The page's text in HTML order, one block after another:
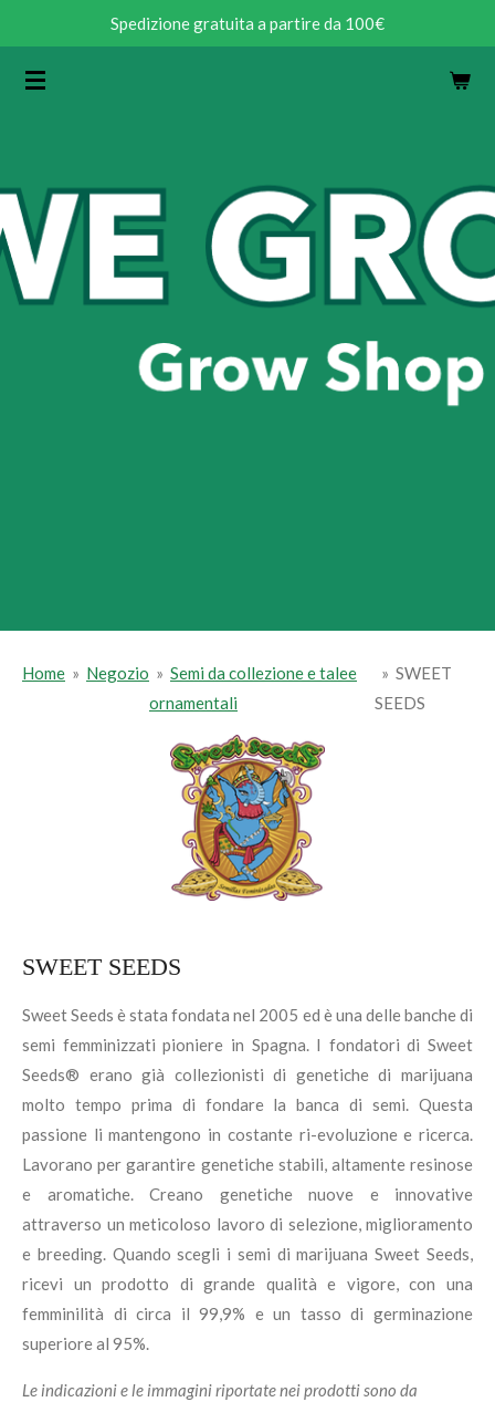
contenuto
Spedizione gratuita a partire da 100€
Home » Negozio » Semi da collezione e talee
ornamentali
» SWEET
SEEDS
SWEET SEEDS
Sweet Seeds è stata fondata nel 2005 ed è una delle banche di
semi femminizzati pioniere in Spagna. I fondatori di Sweet
Seeds® erano già collezionisti di genetiche di marijuana
molto tempo prima di fondare la banca di semi. Questa
passione li mantengono in costante ri-evoluzione e ricerca.
Lavorano per garantire genetiche stabili, altamente resinose
e aromatiche. Creano genetiche nuove e innovative
attraverso un meticoloso lavoro di selezione, miglioramento
e breeding. Quando scegli i semi di marijuana Sweet Seeds,
ricevi un prodotto di grande qualità e vigore, con una
femminilità di circa il 99,9% e un tasso di germinazione
superiore al 95%.
Le indicazioni e le immagini riportate nei prodotti sono da